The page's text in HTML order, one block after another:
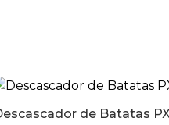
de Batatas